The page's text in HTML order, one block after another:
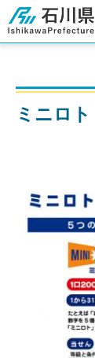
石川県
ミニロト